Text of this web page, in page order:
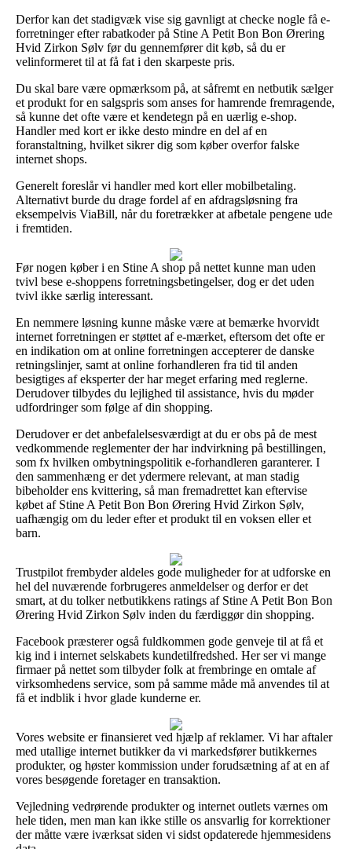
Derfor kan det stadigvæk vise sig gavnligt at checke nogle få e-
forretninger efter rabatkoder på Stine A Petit Bon Bon Ørering
Hvid Zirkon Sølv før du gennemfører dit køb, så du er
velinformeret til at få fat i den skarpeste pris.
Du skal bare være opmærksom på, at såfremt en netbutik sælger
et produkt for en salgspris som anses for hamrende fremragende,
så kunne det ofte være et kendetegn på en uærlig e-shop.
Handler med kort er ikke desto mindre en del af en
foranstaltning, hvilket sikrer dig som køber overfor falske
internet shops.
Generelt foreslår vi handler med kort eller mobilbetaling.
Alternativt burde du drage fordel af en afdragsløsning fra
eksempelvis ViaBill, når du foretrækker at afbetale pengene ude
i fremtiden.
Før nogen køber i en Stine A shop på nettet kunne man uden
tvivl bese e-shoppens forretningsbetingelser, dog er det uden
tvivl ikke særlig interessant.
En nemmere løsning kunne måske være at bemærke hvorvidt
internet forretningen er støttet af e-mærket, eftersom det ofte er
en indikation om at online forretningen accepterer de danske
retningslinjer, samt at online forhandleren fra tid til anden
besigtiges af eksperter der har meget erfaring med reglerne.
Derudover tilbydes du lejlighed til assistance, hvis du møder
udfordringer som følge af din shopping.
Derudover er det anbefalelsesværdigt at du er obs på de mest
vedkommende reglementer der har indvirkning på bestillingen,
som fx hvilken ombytningspolitik e-forhandleren garanterer. I
den sammenhæng er det ydermere relevant, at man stadig
bibeholder ens kvittering, så man fremadrettet kan eftervise
købet af Stine A Petit Bon Bon Ørering Hvid Zirkon Sølv,
uafhængig om du leder efter et produkt til en voksen eller et
barn.
Trustpilot frembyder aldeles gode muligheder for at udforske en
hel del nuværende forbrugeres anmeldelser og derfor er det
smart, at du tolker netbutikkens ratings af Stine A Petit Bon Bon
Ørering Hvid Zirkon Sølv inden du færdiggør din shopping.
Facebook præsterer også fuldkommen gode genveje til at få et
kig ind i internet selskabets kundetilfredshed. Her ser vi mange
firmaer på nettet som tilbyder folk at frembringe en omtale af
virksomhedens service, som på samme måde må anvendes til at
få et indblik i hvor glade kunderne er.
Vores website er finansieret ved hjælp af reklamer. Vi har aftaler
med utallige internet butikker da vi markedsfører butikkernes
produkter, og høster kommission under forudsætning af at en af
vores besøgende foretager en transaktion.
Vejledning vedrørende produkter og internet outlets værnes om
hele tiden, men man kan ikke stille os ansvarlig for korrektioner
der måtte være iværksat siden vi sidst opdaterede hjemmesidens